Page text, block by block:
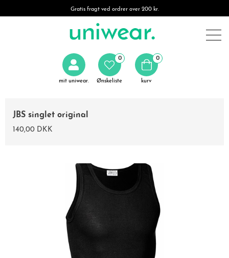
Gratis fragt ved ordrer over 200 kr.
mit uniwear. Ønskeliste
0 0
kurv
JBS singlet original
140,00 DKK